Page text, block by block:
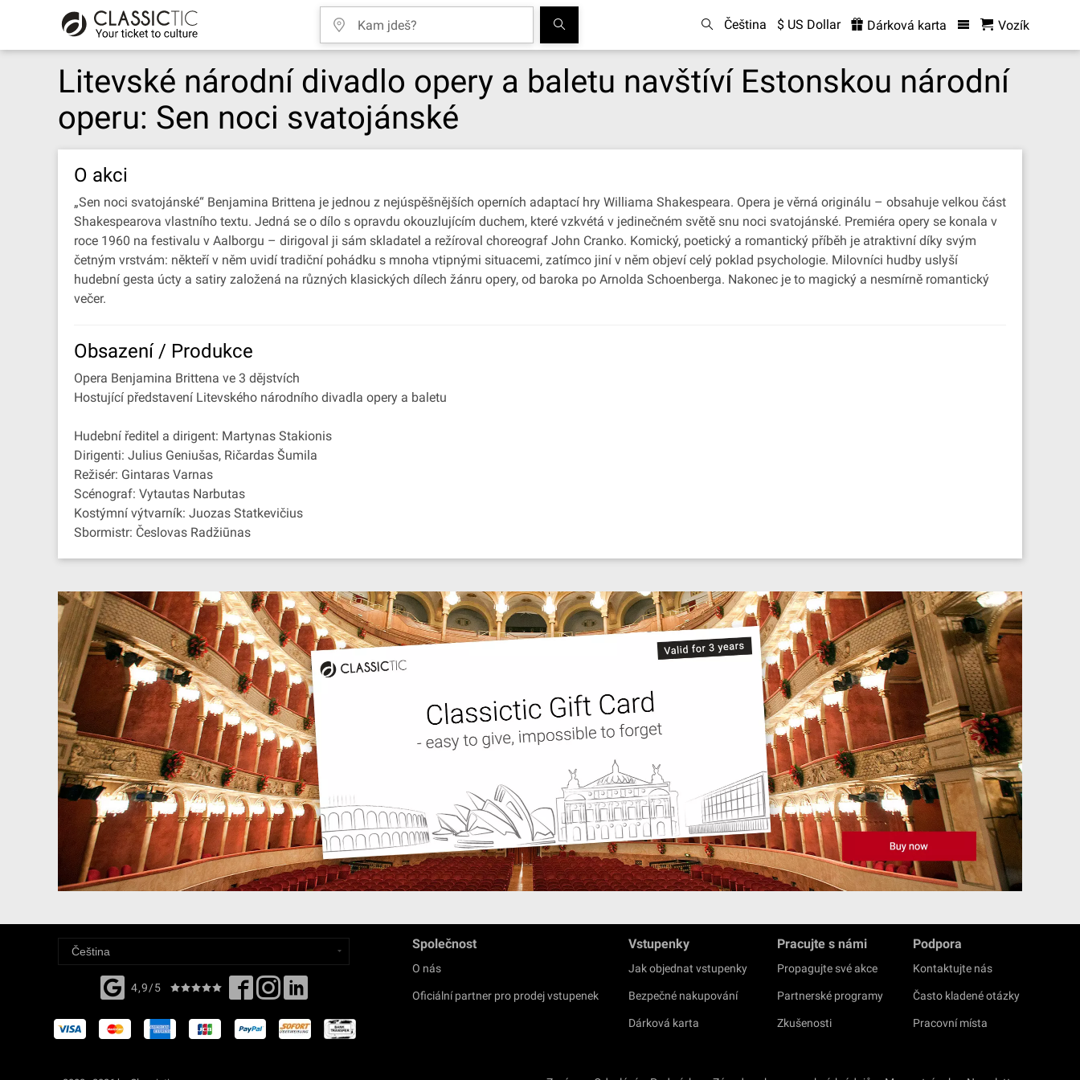
Čeština $ US Dollar Dárková karta Vozík
Litevské národní divadlo opery a baletu navštíví Estonskou národní
operu: Sen noci svatojánské
O akci
„Sen noci svatojánské“ Benjamina Brittena je jednou z nejúspěšnějších operních adaptací hry Williama Shakespeara. Opera je věrná originálu – obsahuje velkou část
Shakespearova vlastního textu. Jedná se o dílo s opravdu okouzlujícím duchem, které vzkvétá v jedinečném světě snu noci svatojánské. Premiéra opery se konala v
roce 1960 na festivalu v Aalborgu – dirigoval ji sám skladatel a režíroval choreograf John Cranko. Komický, poetický a romantický příběh je atraktivní díky svým
četným vrstvám: někteří v něm uvidí tradiční pohádku s mnoha vtipnými situacemi, zatímco jiní v něm objeví celý poklad psychologie. Milovníci hudby uslyší
hudební gesta úcty a satiry založená na různých klasických dílech žánru opery, od baroka po Arnolda Schoenberga. Nakonec je to magický a nesmírně romantický
večer.
Obsazení / Produkce
Opera Benjamina Brittena ve 3 dějstvích
Hostující představení Litevského národního divadla opery a baletu
Hudební ředitel a dirigent: Martynas Stakionis
Dirigenti: Julius Geniušas, Ričardas Šumila
Režisér: Gintaras Varnas
Scénograf: Vytautas Narbutas
Kostýmní výtvarník: Juozas Statkevičius
Sbormistr: Česlovas Radžiūnas
4,9/5
Společnost
O nás
Oficiální partner pro prodej vstupenek
Vstupenky
Jak objednat vstupenky
Bezpečné nakupování
Dárková karta
Pracujte s námi
Propagujte své akce
Partnerské programy
Zkušenosti
Podpora
Kontaktujte nás
Často kladené otázky
Pracovní místa